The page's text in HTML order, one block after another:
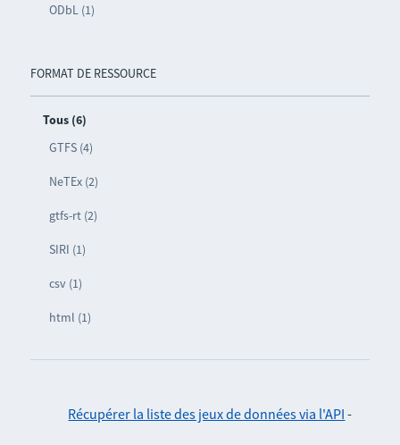
ODbL (1)
FORMAT DE RESSOURCE
Tous (6)
GTFS (4)
NeTEx (2)
gtfs-rt (2)
SIRI (1)
csv (1)
html (1)
Récupérer la liste des jeux de données via l'API -